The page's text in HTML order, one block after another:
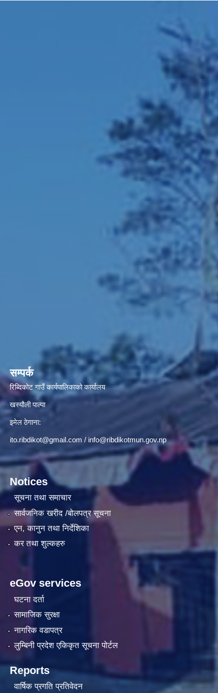
सम्पर्क
रिब्दिकोट गाउँ कार्यपालिकाको कार्यालय
खस्यौली पाल्पा
इमेल ठेगाना:
ito.ribdikot@gmail.com / info@ribdikotmun.gov.np
Notices
सूचना तथा समाचार
सार्वजनिक खरीद /बोलपत्र सूचना
एन, कानुन तथा निर्देशिका
कर तथा शुल्कहरु
eGov services
घटना दर्ता
सामाजिक सुरक्षा
नागरिक वडापत्र
लुम्बिनी प्रदेश एकिकृत सूचना पाेर्टल
Reports
वार्षिक प्रगति प्रतिवेदन